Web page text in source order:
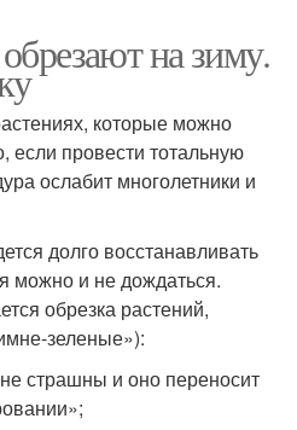
на зиму.
которые можно
если провести тотальную
ослабит многолетники и
долго восстанавливать
можно и не дождаться.
обрезка растений,
зеленые»):
страшны и оно переносит